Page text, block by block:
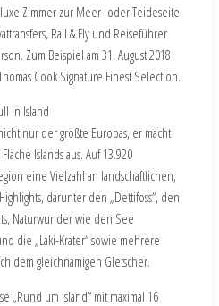
Zimmer zur Meer- oder Teideseite
Rail & Fly und Reiseführer
Zum Beispiel am 31. August 2018
Cook Signature Finest Selection.
in Island
nur der größte Europas, er macht
Islands aus. Auf 13.920
eine Vielzahl an landschaftlichen,
darunter den „Dettifoss“, den
Naturwunder wie den See
die „Laki-Krater“ sowie mehrere
dem gleichnamigen Gletscher.
„Rund um Island“ mit maximal 16